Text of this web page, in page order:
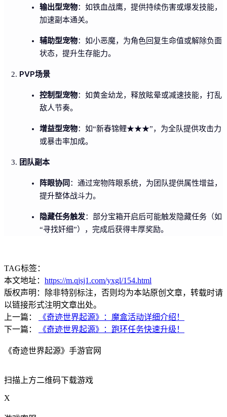
输出型宠物：如铁血战鹰，提供持续伤害或爆发技能，
加速副本通关。
辅助型宠物：如小恶魔，为角色回复生命值或解除负面
状态，提升生存能力。
PVP场景
控制型宠物：如黄金幼龙，释放眩晕或减速技能，打乱
敌人节奏。
增益型宠物：如“新春锦鲤★★★”，为全队提供攻击力
或暴击率加成。
团队副本
阵眼协同：通过宠物阵眼系统，为团队提供属性增益，
提升整体战斗力。
隐藏任务触发：部分宝箱开启后可能触发隐藏任务（如
“寻找奸细”），完成后获得丰厚奖励。
TAG标签：
本文地址： https://m.qjsj1.com/yxgl/154.html
版权声明：除非特别标注，否则均为本站原创文章，转载时请
以链接形式注明文章出处。
上一篇：
《奇迹世界起源》：魔盒活动详细介绍！
下一篇：
《奇迹世界起源》：跑环任务快速升级！
《奇迹世界起源》手游官网
扫描上方二维码下载游戏
X